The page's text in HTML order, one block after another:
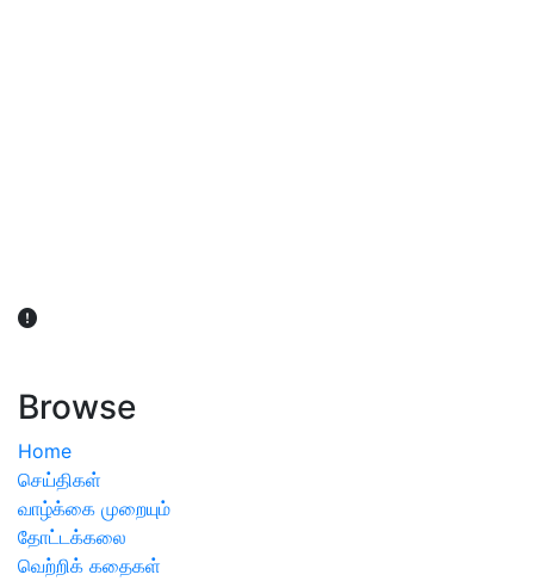
Browse
Home
செய்திகள்
வாழ்க்கை முறையும்
தோட்டக்கலை
வெற்றிக் கதைகள்